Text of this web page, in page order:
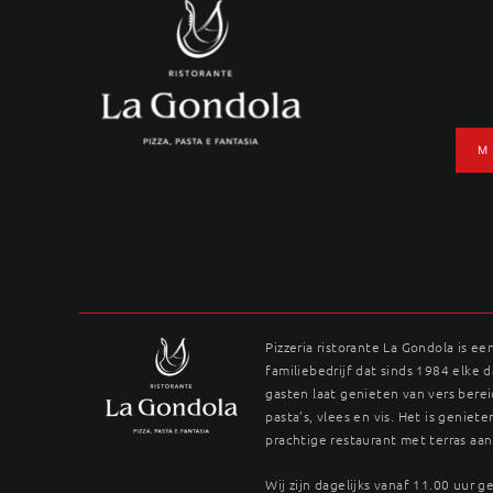
Kubus van
Pizzeria ristorante La Gondola is
familiebedrijf dat sinds 1984 elke
gasten laat genieten van vers
pasta’s, vlees en vis. Het is
prachtige restaurant met terras
Wij zijn dagelijks vanaf 11.00 uur